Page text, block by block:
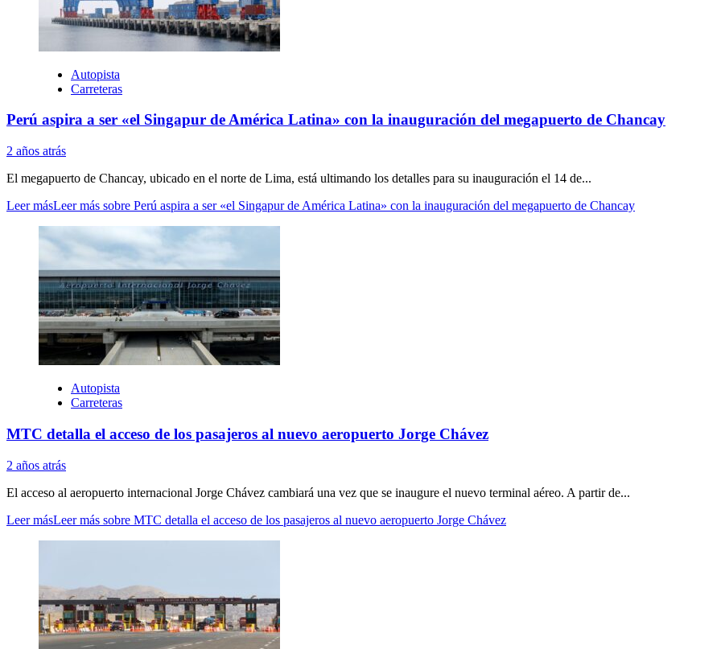
Autopista
Carreteras
Perú aspira a ser «el Singapur de América Latina» con la inauguración del megapuerto de Chancay
2 años atrás
El megapuerto de Chancay, ubicado en el norte de Lima, está ultimando los detalles para su inauguración el 14 de...
Leer másLeer más sobre Perú aspira a ser «el Singapur de América Latina» con la inauguración del megapuerto de Chancay
Autopista
Carreteras
MTC detalla el acceso de los pasajeros al nuevo aeropuerto Jorge Chávez
2 años atrás
El acceso al aeropuerto internacional Jorge Chávez cambiará una vez que se inaugure el nuevo terminal aéreo. A partir de...
Leer másLeer más sobre MTC detalla el acceso de los pasajeros al nuevo aeropuerto Jorge Chávez